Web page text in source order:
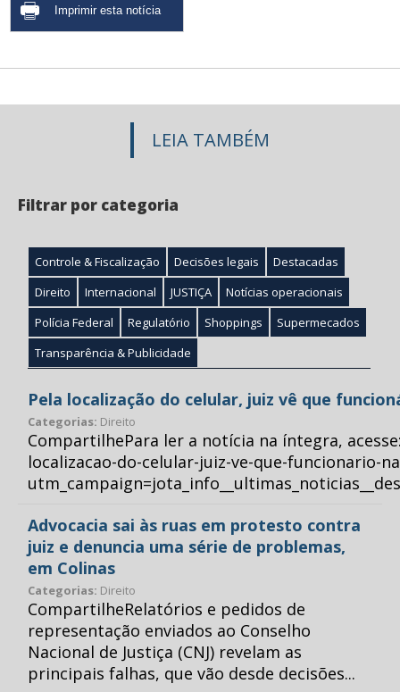
LEIA TAMBÉM
Filtrar por categoria
Controle & Fiscalização Decisões legais
Destacadas
Direito
Internacional JUSTIÇA
Notícias operacionais
Polícia Federal
Regulatório Shoppings
Supermecados
Transparência & Publicidade
Pela localização do celular, juiz vê que
Categorias: Direito
CompartilhePara ler a notícia na íntegra,
localizacao-do-celular-juiz-ve-que-funcionario-
Advocacia sai às ruas em protesto contra
juiz e denuncia uma série de problemas,
em Colinas
Categorias: Direito
CompartilheRelatórios e pedidos de
representação enviados ao Conselho
Nacional de Justiça (CNJ) revelam as
principais falhas, que vão desde decisões...